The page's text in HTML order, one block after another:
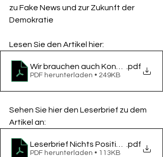
zu Fake News und zur Zukunft der
Demokratie
Lesen Sie den Artikel hier:
Wir brauchen auch Konservative,
.pdf
PDF herunterladen • 249KB
Sehen Sie hier den Leserbrief zu dem
Artikel an:
Leserbrief Nichts Positives.pdf
PDF herunterladen • 113KB